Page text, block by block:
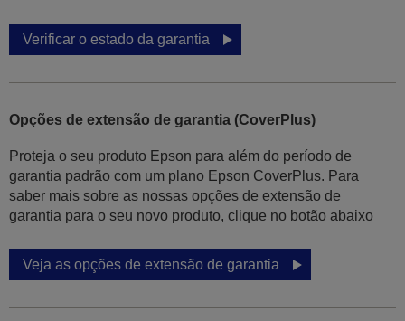
Verificar o estado da garantia
Opções de extensão de garantia (CoverPlus)
Proteja o seu produto Epson para além do período de
garantia padrão com um plano Epson CoverPlus. Para
saber mais sobre as nossas opções de extensão de
garantia para o seu novo produto, clique no botão abaixo
Veja as opções de extensão de garantia